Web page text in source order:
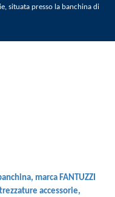
situata presso la banchina di
marca FANTUZZI
accessorie,